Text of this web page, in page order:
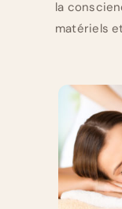
la
matériels